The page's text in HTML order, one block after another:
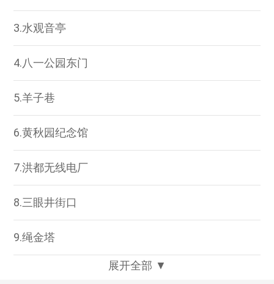
3.水观音亭
4.八一公园东门
5.羊子巷
6.黄秋园纪念馆
7.洪都无线电厂
8.三眼井街口
9.绳金塔
展开全部 ▼